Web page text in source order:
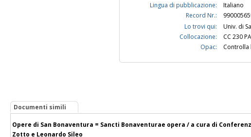
Lingua di pubblicazione:
Italiano
Record Nr.:
Lo trovi qui:
Univ. di
Collocazione:
CC 230
Opac:
Controlla
Documenti simili
Opere di San Bonaventura = Sancti Bonaventurae opera / a cura di
Zotto e Leonardo Sileo